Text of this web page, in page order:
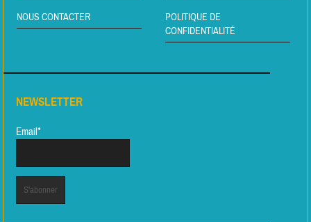
NOUS CONTACTER
POLITIQUE DE
CONFIDENTIALITÉ
NEWSLETTER
Email*